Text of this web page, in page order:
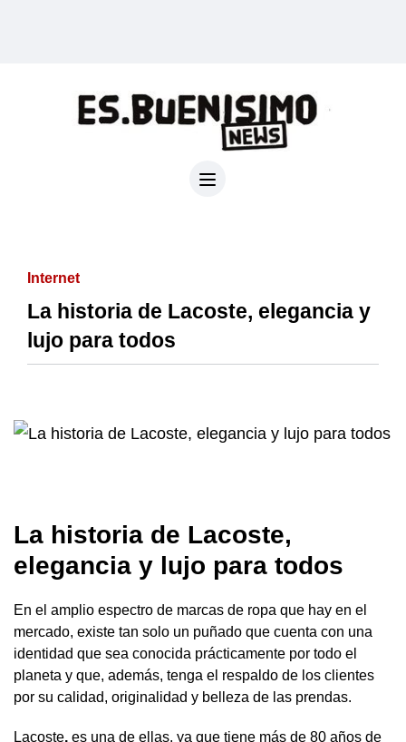
Internet
La historia de Lacoste, elegancia y
lujo para todos
La historia de Lacoste,
elegancia y lujo para todos
En el amplio espectro de marcas de ropa que hay en el
mercado, existe tan solo un puñado que cuenta con una
identidad que sea conocida prácticamente por todo el
planeta y que, además, tenga el respaldo de los clientes
por su calidad, originalidad y belleza de las prendas.
Lacoste, es una de ellas, ya que tiene más de 80 años de